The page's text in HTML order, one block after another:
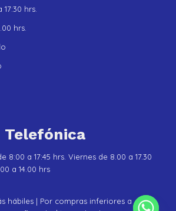
hrs.
hrs.
Telefónica
8:00 a 17:45 hrs. Viernes de 8.00 a 17.30
a 14.00 hrs
hábiles | Por compras inferiores a